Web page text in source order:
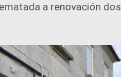
a renovación